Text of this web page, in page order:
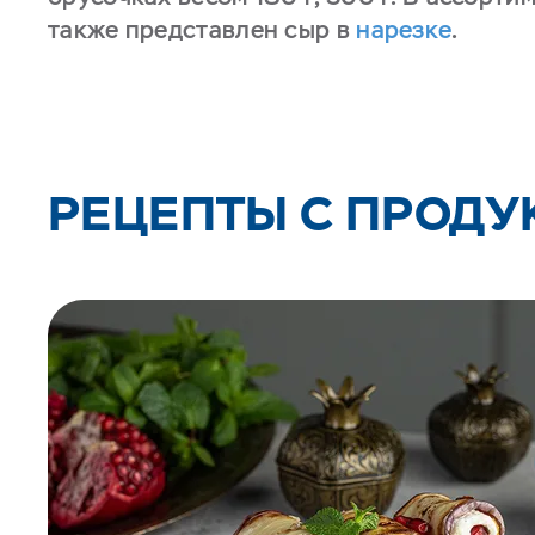
также представлен сыр в нарезке.
РЕЦЕПТЫ С